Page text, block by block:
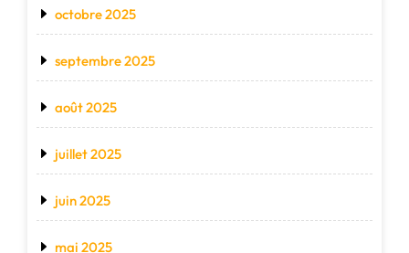
octobre 2025
septembre 2025
août 2025
juillet 2025
juin 2025
mai 2025